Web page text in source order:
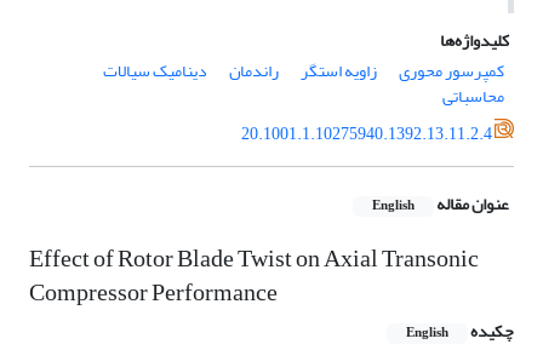
کلیدواژه‌ها
کمپرسور محوری
زاویه استگر راندمان دینامیک سیالات
محاسباتی
20.1001.1.10275940.1392.13.11.2.4
عنوان مقاله English
Effect of Rotor Blade Twist on Axial Transonic
Compressor Performance
چکیده English